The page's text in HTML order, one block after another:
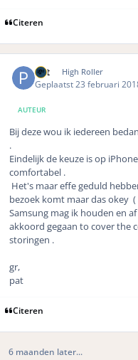
Citeren
Pat High Roller
Geplaatst 23 februari
AUTEUR
Bij deze wou ik iedereen
.
Eindelijk de keuze is op
comfortabel .
Het's maar effe geduld
bezoek komt maar das okey
Samsung mag ik houden en
akkoord gegaan to cover the
storingen .
gr,
pat
Citeren
6 maanden later...